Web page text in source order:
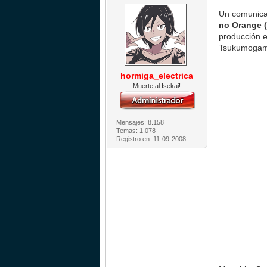
hormiga_electrica
Muerte al Isekai!
Mensajes: 8.158
Temas: 1.078
Registro en: 11-09-2008
Un
no Orange
producción